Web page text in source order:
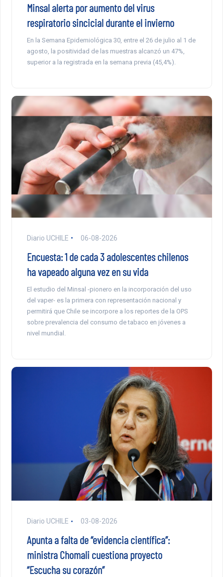
Minsal alerta por aumento del virus
respiratorio sincicial durante el invierno
En la Semana Epidemiológica 30, entre el 26 de julio al 1 de
agosto, la positividad de las muestras alcanzó un 47%,
superior a la registrada en la semana previa (45,4%).
Diario UCHILE 06-08-2026
Encuesta: 1 de cada 3 adolescentes chilenos
ha vapeado alguna vez en su vida
El estudio del Minsal -pionero en la incorporación del uso
del vaper- es la primera con representación nacional y
permitirá que Chile se incorpore a los reportes de la OPS
sobre prevalencia del consumo de tabaco en jóvenes a
nivel mundial.
Diario UCHILE 03-08-2026
Apunta a falta de “evidencia científica”:
ministra Chomali cuestiona proyecto
“Escucha su corazón”